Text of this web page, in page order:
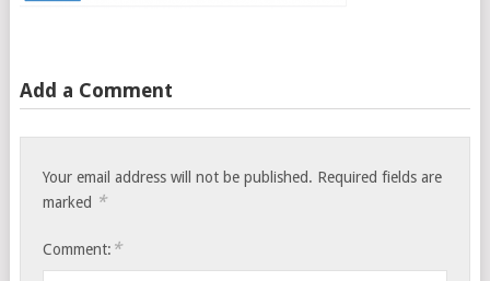
Add a Comment
Your email address will not be published. Required fields are
marked *
Comment: *